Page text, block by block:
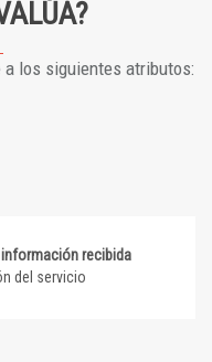
los siguientes atributos:
información recibida
del servicio